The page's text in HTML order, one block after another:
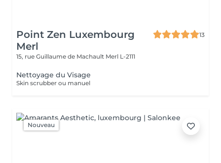
Point Zen Luxembourg
Merl
13
15, rue Guillaume de Machault Merl L-2111
Nettoyage du Visage
Skin scrubber ou manuel
Nouveau